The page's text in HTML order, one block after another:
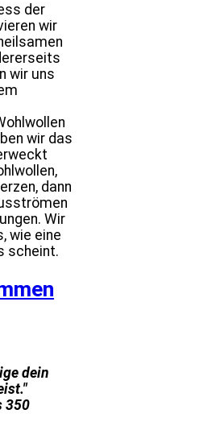
der
wir
wir uns
wir das
dann
Wir
wie eine
scheint.
dein
350